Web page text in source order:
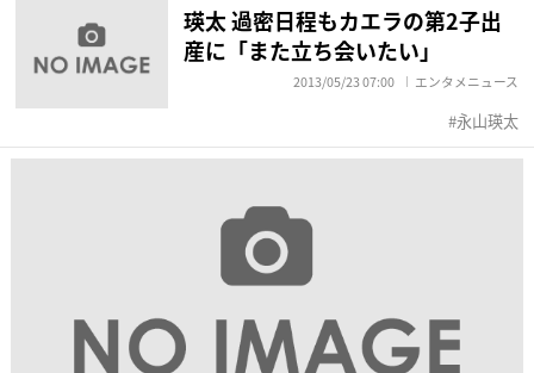
瑛太 過密日程もカエラの第2子出
産に「また立ち会いたい」
2013/05/23 07:00 エンタメニュース
永山瑛太